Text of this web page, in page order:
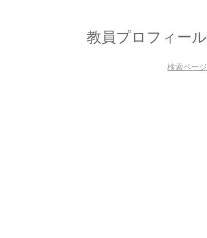
教員プロフィール
検索ページ